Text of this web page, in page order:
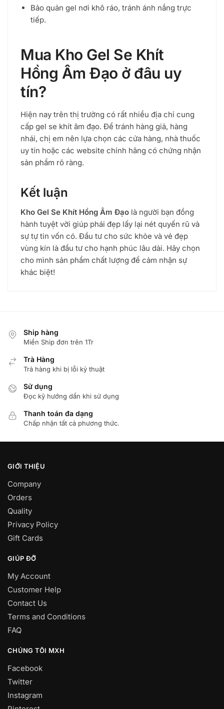
Bảo quản gel nơi khô ráo, tránh ánh nắng trực
tiếp.
Mua Kho Gel Se Khít
Hồng Âm Đạo ở đâu uy
tín?
Hiện nay trên thị trường có rất nhiều địa chỉ cung
cấp gel se khít âm đạo. Để tránh hàng giả, hàng
nhái, chị em nên lựa chọn các cửa hàng, nhà thuốc
uy tín hoặc các website chính hãng có chứng nhận
sản phẩm rõ ràng.
Kết luận
Kho Gel Se Khít Hồng Âm Đạo là người bạn đồng
hành tuyệt vời giúp phái đẹp lấy lại nét quyến rũ và
sự tự tin vốn có. Đầu tư cho sức khỏe và vẻ đẹp
vùng kín là đầu tư cho hạnh phúc lâu dài. Hãy chọn
cho mình sản phẩm chất lượng để cảm nhận sự
khác biệt!
Ship hàng
Miển Ship đơn trên 1Tr
Trà Hàng
Trả hàng khi bị lỗi kỷ thuật
Sử dụng
Đọc kỹ hướng dẩn khi sử dụng
Thanh toán đa dạng
Chấp nhận tất cả phương thức.
GIỚI THIỆU
Company
Orders
Quality
Privacy Policy
Gift Cards
GIÚP ĐỠ
My Account
Customer Help
Contact Us
Terms and Conditions
FAQ
CHÚNG TÔI MXH
Facebook
Twitter
Instagram